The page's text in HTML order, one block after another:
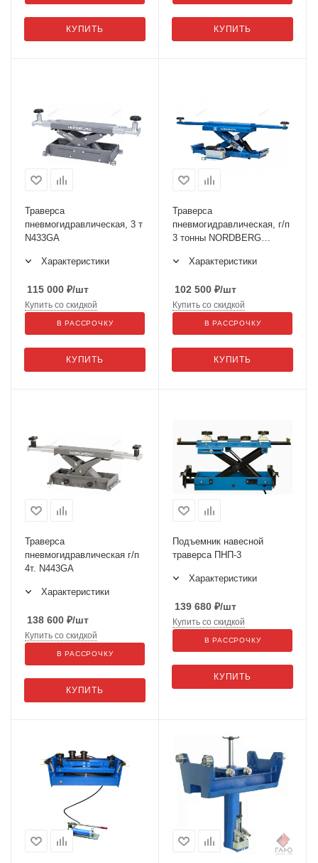
КУПИТЬ КУПИТЬ
Траверса
пневмогидравлическая, 3 т
N433GA
Характеристики
115 000 ₽/шт
КУПИТЬ
Купить со скидкой
В РАССРОЧКУ
Траверса
пневмогидравлическая, г/п
3 тонны NORDBERG
Характеристики
102 500 ₽/шт
КУПИТЬ
Купить со скидкой
В РАССРОЧКУ
Траверса
пневмогидравлическая г/п
4т. N443GA
Характеристики
138 600 ₽/шт
КУПИТЬ
Купить со скидкой
В РАССРОЧКУ
Подъемник навесной
траверса ПНП-3
Характеристики
139 680 ₽/шт
КУПИТЬ
Купить со скидкой
В РАССРОЧКУ